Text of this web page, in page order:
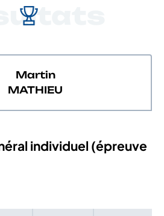
Martin
MATHIEU
individuel (épreuve